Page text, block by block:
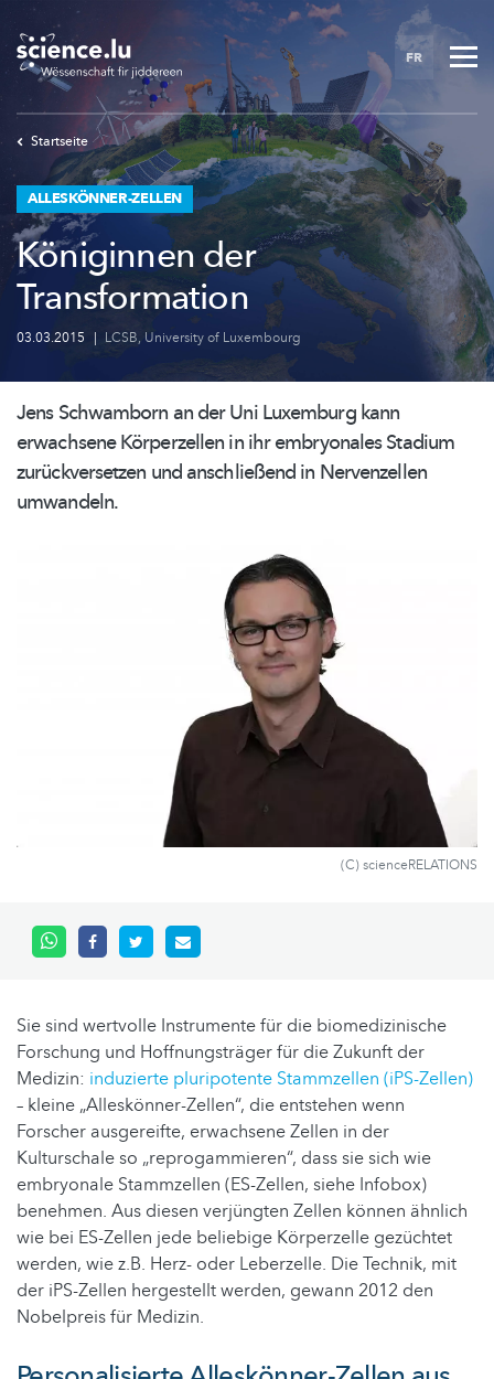
to
main
content
FR
Startseite
ALLESKÖNNER-ZELLEN
Königinnen der
Transformation
03.03.2015 | LCSB, University of Luxembourg
Jens Schwamborn an der Uni Luxemburg kann
erwachsene Körperzellen in ihr embryonales Stadium
zurückversetzen und anschließend in Nervenzellen
umwandeln.
(C) scienceRELATIONS
Sie sind wertvolle Instrumente für die biomedizinische
Forschung und Hoffnungsträger für die Zukunft der
Medizin: induzierte pluripotente Stammzellen (iPS-Zellen)
– kleine „Alleskönner-Zellen“, die entstehen wenn
Forscher ausgereifte, erwachsene Zellen in der
Kulturschale so „reprogammieren“, dass sie sich wie
embryonale Stammzellen (ES-Zellen, siehe Infobox)
benehmen. Aus diesen verjüngten Zellen können ähnlich
wie bei ES-Zellen jede beliebige Körperzelle gezüchtet
werden, wie z.B. Herz- oder Leberzelle. Die Technik, mit
der iPS-Zellen hergestellt werden, gewann 2012 den
Nobelpreis für Medizin.